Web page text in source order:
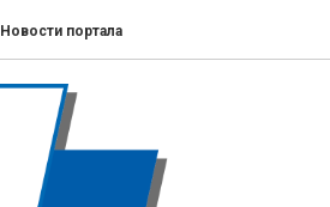
Новости портала